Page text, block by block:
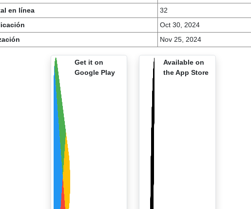
en línea
32
Oct 30, 2024
Nov 25, 2024
Get it on
Google Play
Available on
the App Store